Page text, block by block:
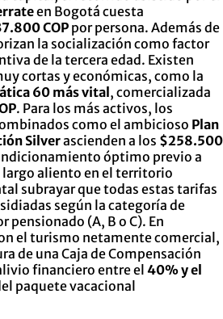
en Bogotá cuesta
COP por persona. Además de
la socialización como factor
de la tercera edad. Existen
cortas y económicas, como la
60 más vital , comercializada
. Para los más activos, los
como el ambicioso Plan
Silverascienden a los $258.500
óptimo previo a
aliento en el territorio
subrayar que todas estas tarifas
según la categoría de
(A, B o C). En
el turismo netamente comercial,
de una Caja de Compensación
financiero entre el 40% y el
paquete vacacional